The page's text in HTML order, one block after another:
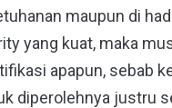
maupun di
yang kuat, maka
apapun, sebab
diperolehnya justru